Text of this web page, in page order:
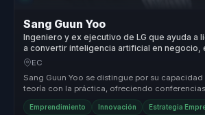
Sang Guun Yoo
Ingeniero y ex ejecutivo de LG que ayuda a
a convertir inteligencia artificial en negocio,
ventaja competitiva.
EC
Sang Guun Yoo se distingue por su capacidad
teoría con la práctica, ofreciendo
informativas c...
Emprendimiento Innovación Estrategia